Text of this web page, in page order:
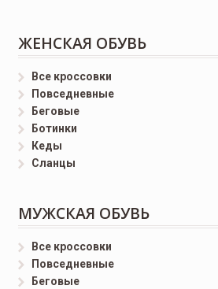
ЖЕНСКАЯ ОБУВЬ
Все кроссовки
Повседневные
Беговые
Ботинки
Кеды
Сланцы
МУЖСКАЯ ОБУВЬ
Все кроссовки
Повседневные
Беговые